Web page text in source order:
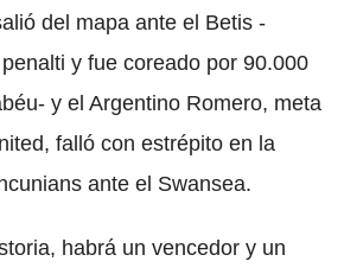
del mapa ante el Betis -
y fue coreado por 90.000
y el Argentino Romero, meta
falló con estrépito en la
ante el Swansea.
habrá un vencedor y un